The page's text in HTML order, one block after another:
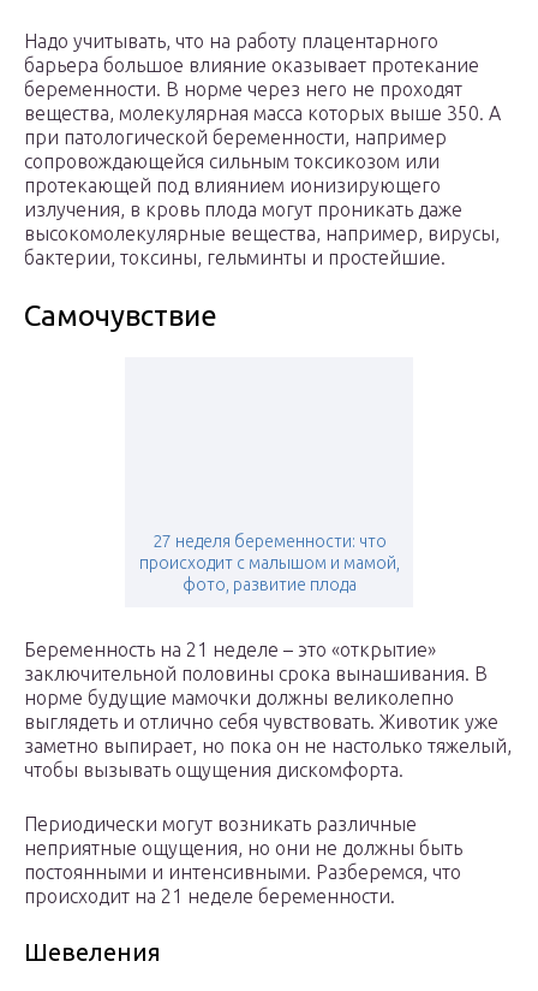
Надо учитывать, что на работу плацентарного
барьера большое влияние оказывает протекание
беременности. В норме через него не проходят
вещества, молекулярная масса которых выше 350. А
при патологической беременности, например
сопровождающейся сильным токсикозом или
протекающей под влиянием ионизирующего
излучения, в кровь плода могут проникать даже
высокомолекулярные вещества, например, вирусы,
бактерии, токсины, гельминты и простейшие.
Самочувствие
27 неделя беременности: что
происходит с малышом и мамой,
фото, развитие плода
Беременность на 21 неделе – это «открытие»
заключительной половины срока вынашивания. В
норме будущие мамочки должны великолепно
выглядеть и отлично себя чувствовать. Животик уже
заметно выпирает, но пока он не настолько тяжелый,
чтобы вызывать ощущения дискомфорта.
Периодически могут возникать различные
неприятные ощущения, но они не должны быть
постоянными и интенсивными. Разберемся, что
происходит на 21 неделе беременности.
Шевеления